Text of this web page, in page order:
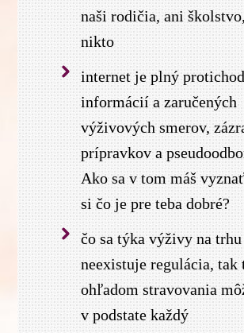
naši rodičia, ani
nikto
internet je plný
informácií a zaručených
výživových smerov,
prípravkov a
Ako sa v tom máš
si čo je pre teba dobré?
čo sa týka výživy na trhu
neexistuje regulácia, tak
ohľadom stravovania
v podstate každý